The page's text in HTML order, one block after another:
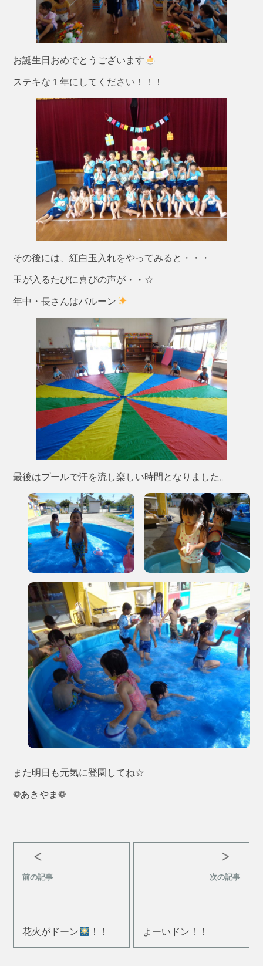
お誕生日おめでとうございます
ステキな１年にしてください！！！
その後には、紅白玉入れをやってみると・・・
玉が入るたびに喜びの声が・・☆
年中・長さんはバルーン
最後はプールで汗を流し楽しい時間となりました。
また明日も元気に登園してね☆
❁あきやま❁
前の記事
花火がドーン ！！
次の記事
よーいドン！！